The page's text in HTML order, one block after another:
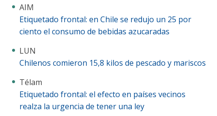
AIM
Etiquetado frontal: en Chile se redujo un 25 por
ciento el consumo de bebidas azucaradas
LUN
Chilenos comieron 15,8 kilos de pescado y mariscos
Télam
Etiquetado frontal: el efecto en países vecinos
realza la urgencia de tener una ley